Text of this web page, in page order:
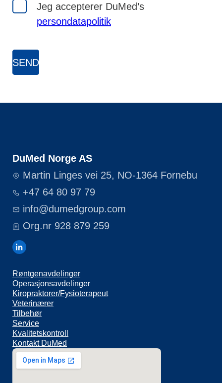
Jeg accepterer DuMed’s
persondatapolitik
DuMed Norge AS
Martin Linges vei 25, NO-1364 Fornebu
+47 64 80 97 79
info@dumedgroup.com
Org.nr 928 879 259
Røntgenavdelinger
Operasjonsavdelinger
Kiropraktorer/Fysioterapeut
Veterinærer
Tilbehør
Service
Kvalitetskontroll
Kontakt DuMed